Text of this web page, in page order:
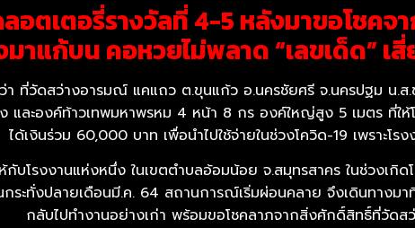
อตเตอรี่รางวัลที่ 4-5 หลังมาขอโชค
าแก้บน คอหวยไม่พลาด “เลขเด็ด” เ
า ที่วัดสว่างอารมณ์ แคแถว ต.ขุนแก้ว อ.นครชัยศรี จ.นครปฐม น.
และองค์ท้าวเทพมหาพรหม 4 หน้า 8 กร องค์ใหญ่สูง 5 เมตร ที่ให้
ได้เงินร่วม 60,000 บาท เพื่อนำไปใช้จ่ายในช่วงโควิด-19 เพราะโร
กับโรงงานแห่งหนึ่ง ในเขตตำบลอ้อมน้อย จ.สมุทรสาคร ในช่วงเ
ระทั่งปลายเดือนมี.ค. 64 สถานการณ์เริ่มผ่อนคลาย จึงเดินทางม
กลับไปทำงานอย่างเก่า พร้อมขอโชคลาภจากสิ่งศักดิ์สิทธิ์ที่วัด